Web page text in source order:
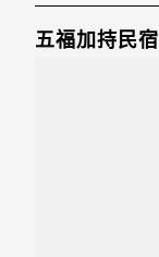
五福加持民宿